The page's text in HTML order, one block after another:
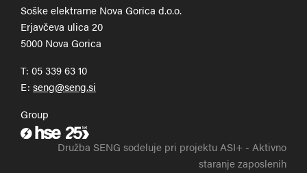
Soške elektrarne Nova Gorica d.o.o.
Erjavčeva ulica 20
5000 Nova Gorica
T: 05 339 63 10
E:
Group
Zunanja povezava na hse.si
Družba SENG sodeluje pri projektu ASI+ - Aktivno
staranje zaposlenih